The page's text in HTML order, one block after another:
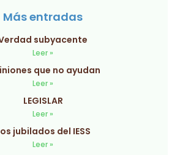
Más entradas
subyacente
Leer »
que no ayudan
Leer »
LEGISLAR
Leer »
jubilados del IESS
Leer »